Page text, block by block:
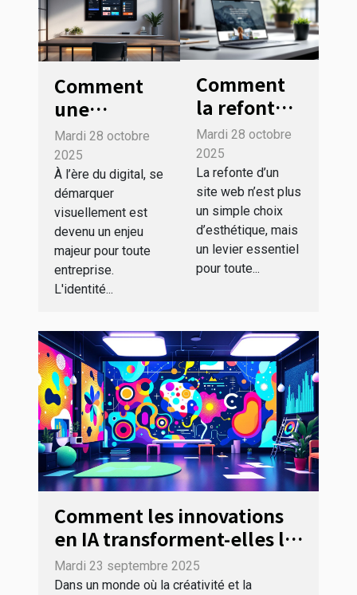
Comment
une
identité
visuelle sur
mesure
peut
transformer
votre
entreprise ?
Mardi 28 octobre
2025
À l’ère du digital, se
démarquer
visuellement est
devenu un enjeu
majeur pour toute
entreprise.
L'identité...
Comment
la refonte
de votre
site web
peut
booster
votre
croissance
digitale ?
Mardi 28 octobre
2025
La refonte d’un
site web n’est plus
un simple choix
d’esthétique, mais
un levier essentiel
pour toute...
Comment les innovations
en IA transforment-elles le
secteur du design
graphique ?
Mardi 23 septembre 2025
Dans un monde où la créativité et la